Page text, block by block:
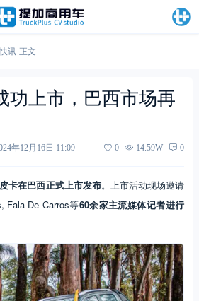
讯-正文
功上市，巴西市场再
年12月16日 11:09 0 14.59W 0
卡在巴西正式上市发布。上市活动现场邀请
Fala De Carros等60余家主流媒体记者进行